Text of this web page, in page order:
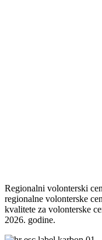
Regionalni volonterski
regionalne volonterske
kvalitete za volonterske
2026. godine.